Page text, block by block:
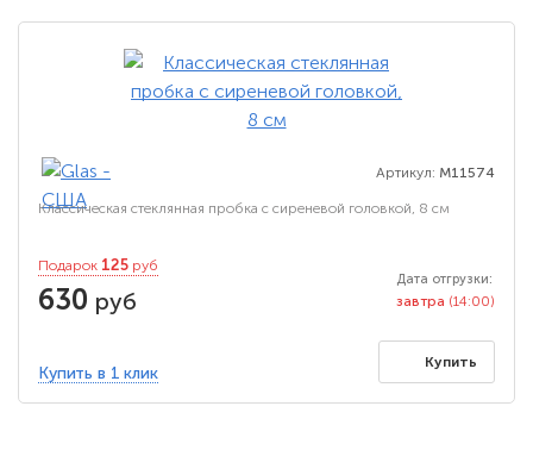
Артикул: M11574
Классическая стеклянная пробка с сиреневой головкой, 8 см
Подарок 125 руб
630 руб
Дата отгрузки:
завтра (14:00)
Купить в 1 клик
Купить